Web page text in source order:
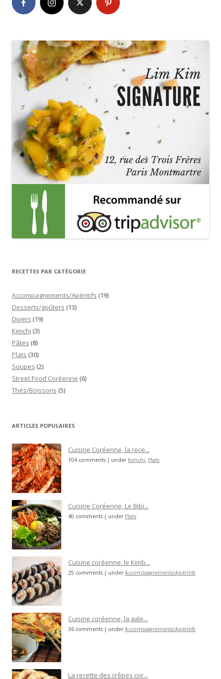
RECETTES PAR CATÉGORIE
Accompagnements/Apéritifs (19)
Desserts/goûters (13)
Divers (19)
Kimchi (3)
Pâtes (8)
Plats (30)
Soupes (2)
Street Food Coréenne (6)
Thés/Boissons (5)
ARTICLES POPULAIRES
Cuisine Coréenne, la rece...
104 comments | under Kimchi, Plats
Cuisine Coréenne, Le Bibi...
40 comments | under Plats
Cuisine coréenne: le Kimb...
25 comments | underAccompagnements/Apéritifs
Cuisine coréenne, la gale...
36 comments | underAccompagnements/Apéritifs
La recette des crêpes cor...